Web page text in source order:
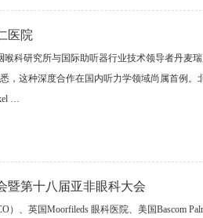
医院
喉科研究所与国际助听器行业技术领导者丹麦
，这种深度合作在国内听力学领域尚属首例
…
暨第十八届亚非眼科大会
、英国Moorfileds 眼科医院、美国Bascom